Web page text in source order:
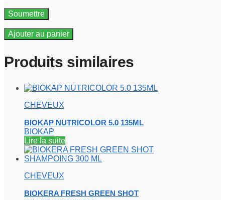
Ajouter au panier
Produits similaires
CHEVEUX
BIOKAP NUTRICOLOR 5.0 135ML
BIOKAP
Lire la suite
CHEVEUX
BIOKERA FRESH GREEN SHOT